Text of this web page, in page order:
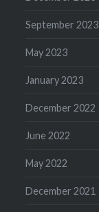
September 2023
May 2023
January 2023
December 2022
June 2022
May 2022
December 2021